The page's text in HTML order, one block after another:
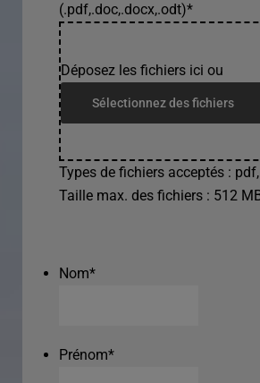
(.pdf,.doc,.docx,.odt)*
Déposez les fichiers ici ou
Sélectionnez des fichiers
Types de fichiers acceptés :
Taille max. des fichiers : 512
Nom*
Prénom*